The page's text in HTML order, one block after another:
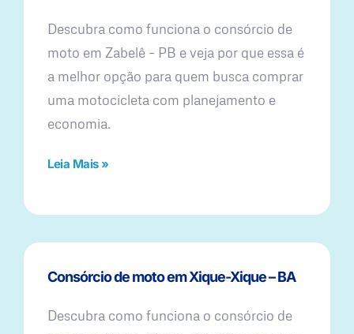
Descubra como funciona o consórcio de
moto em Zabelê – PB e veja por que essa é
a melhor opção para quem busca comprar
uma motocicleta com planejamento e
economia.
Leia Mais »
Consórcio de moto em Xique-Xique – BA
Descubra como funciona o consórcio de